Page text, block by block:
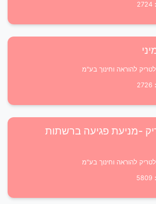
להוראה וחינוך בע"מ
-מניעת פגיעה ברשתות
להוראה וחינוך בע"מ